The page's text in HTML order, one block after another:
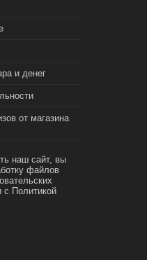
и денег
от магазина
наш сайт, вы
файлов
с Политикой